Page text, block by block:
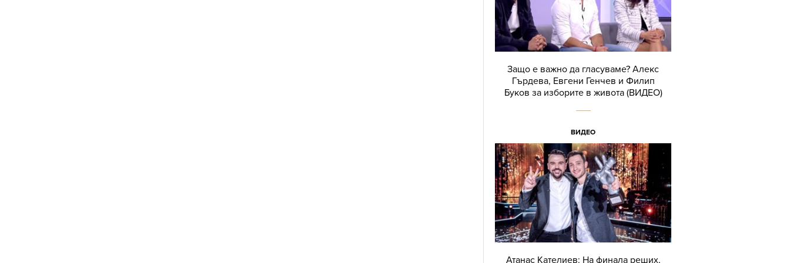
Защо е важно да гласуваме? Алекс
Гърдева, Евгени Генчев и Филип
Буков за изборите в живота (ВИДЕО)
ВИДЕО
Атанас Кателиев: На финала реших,